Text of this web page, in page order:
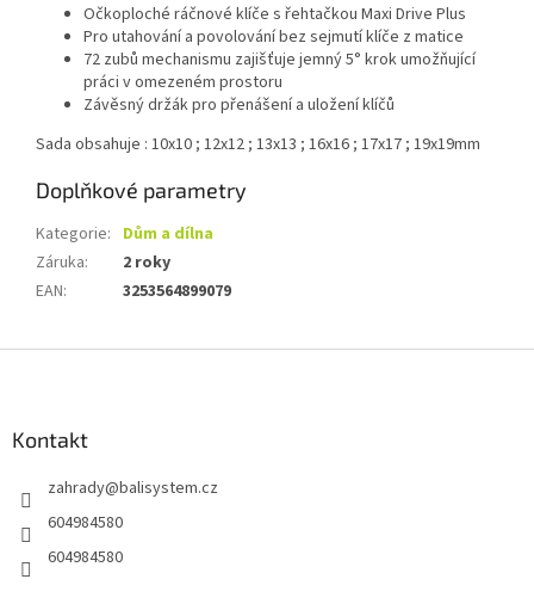
Očkoploché ráčnové klíče s řehtačkou Maxi Drive Plus
Pro utahování a povolování bez sejmutí klíče z matice
72 zubů mechanismu zajišťuje jemný 5° krok umožňující
práci v omezeném prostoru
Závěsný držák pro přenášení a uložení klíčů
Sada obsahuje : 10x10 ; 12x12 ; 13x13 ; 16x16 ; 17x17 ; 19x19mm
Doplňkové parametry
Kategorie: Dům a dílna
Záruka:
2 roky
EAN: 3253564899079
Kontakt
zahrady@balisystem.cz
604984580
604984580